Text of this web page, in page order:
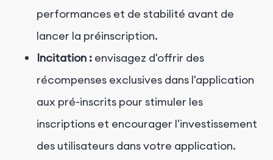
performances et de stabilité avant de
lancer la préinscription.
Incitation : envisagez d'offrir des
récompenses exclusives dans l'application
aux pré-inscrits pour stimuler les
inscriptions et encourager l'investissement
des utilisateurs dans votre application.